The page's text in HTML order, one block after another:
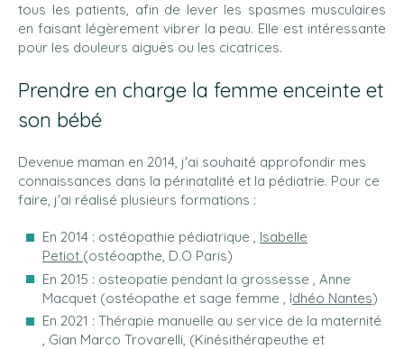
tous les patients, afin de lever les spasmes musculaires
en faisant légèrement vibrer la peau. Elle est intéressante
pour les douleurs aiguës ou les cicatrices.
Prendre en charge la femme enceinte et
son bébé
Devenue maman en 2014, j'ai souhaité approfondir mes
connaissances dans la périnatalité et la pédiatrie. Pour ce
faire, j'ai réalisé plusieurs formations :
En 2014 : ostéopathie pédiatrique , Isabelle
Petiot (ostéoapthe, D.O Paris)
En 2015 : osteopatie pendant la grossesse , Anne
Macquet (ostéopathe et sage femme , Idhéo Nantes)
En 2021 : Thérapie manuelle au service de la maternité
, Gian Marco Trovarelli, (Kinésithérapeuthe et